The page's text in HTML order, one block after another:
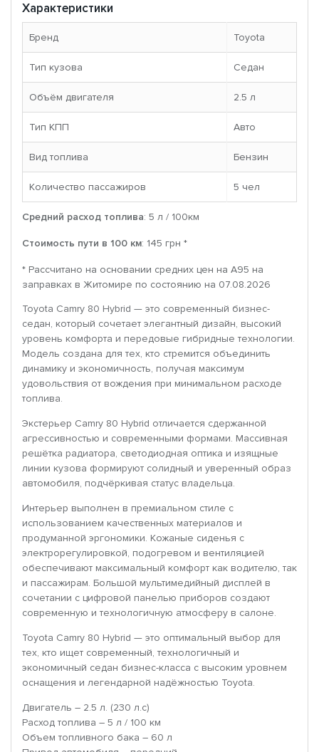
Характеристики
Бренд Toyota
Тип кузова Седан
Объём двигателя 2.5 л
Тип КПП Авто
Вид топлива Бензин
Количество пассажиров 5 чел
Средний расход топлива: 5 л / 100км
Стоимость пути в 100 км: 145 грн *
* Рассчитано на основании средних цен на A95 на
заправках в Житомире по состоянию на 07.08.2026
Toyota Camry 80 Hybrid — это современный бизнес-
седан, который сочетает элегантный дизайн, высокий
уровень комфорта и передовые гибридные технологии.
Модель создана для тех, кто стремится объединить
динамику и экономичность, получая максимум
удовольствия от вождения при минимальном расходе
топлива.
Экстерьер Camry 80 Hybrid отличается сдержанной
агрессивностью и современными формами. Массивная
решётка радиатора, светодиодная оптика и изящные
линии кузова формируют солидный и уверенный образ
автомобиля, подчёркивая статус владельца.
Интерьер выполнен в премиальном стиле с
использованием качественных материалов и
продуманной эргономики. Кожаные сиденья с
электрорегулировкой, подогревом и вентиляцией
обеспечивают максимальный комфорт как водителю, так
и пассажирам. Большой мультимедийный дисплей в
сочетании с цифровой панелью приборов создают
современную и технологичную атмосферу в салоне.
Toyota Camry 80 Hybrid — это оптимальный выбор для
тех, кто ищет современный, технологичный и
экономичный седан бизнес-класса с высоким уровнем
оснащения и легендарной надёжностью Toyota.
Двигатель – 2.5 л. (230 л.с)
Расход топлива – 5 л / 100 км
Объем топливного бака – 60 л